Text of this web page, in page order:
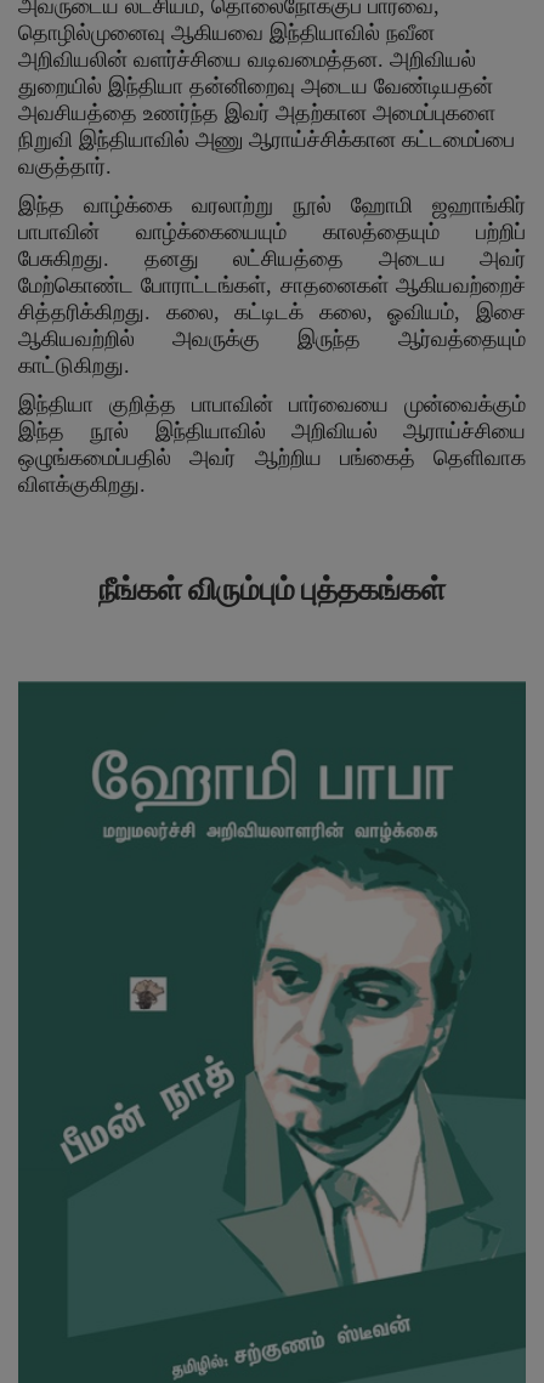
அவருடைய லட்சியம், தொலைநோக்குப் பார்வை,
தொழில்முனைவு ஆகியவை இந்தியாவில் நவீன
அறிவியலின் வளர்ச்சியை வடிவமைத்தன. அறிவியல்
துறையில் இந்தியா தன்னிறைவு அடைய வேண்டியதன்
அவசியத்தை உணர்ந்த இவர் அதற்கான அமைப்புகளை
நிறுவி இந்தியாவில் அணு ஆராய்ச்சிக்கான கட்டமைப்பை
வகுத்தார்.
இந்த வாழ்க்கை வரலாற்று நூல் ஹோமி ஜஹாங்கிர்
பாபாவின் வாழ்க்கையையும் காலத்தையும் பற்றிப்
பேசுகிறது. தனது லட்சியத்தை அடைய அவர்
மேற்கொண்ட போராட்டங்கள், சாதனைகள் ஆகியவற்றைச்
சித்தரிக்கிறது. கலை, கட்டிடக் கலை, ஓவியம், இசை
ஆகியவற்றில் அவருக்கு இருந்த ஆர்வத்தையும்
காட்டுகிறது.
இந்தியா குறித்த பாபாவின் பார்வையை முன்வைக்கும்
இந்த நூல் இந்தியாவில் அறிவியல் ஆராய்ச்சியை
ஒழுங்கமைப்பதில் அவர் ஆற்றிய பங்கைத் தெளிவாக
விளக்குகிறது.
நீங்கள் விரும்பும் புத்தகங்கள்